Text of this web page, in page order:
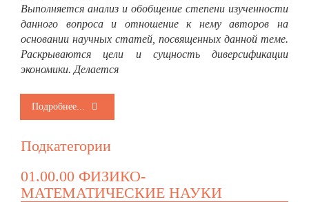
Выполняется анализ и обобщение степени изученности
данного вопроса и отношение к нему авторов на
основании научных статей, посвященных данной теме.
Раскрываются цели и сущность диверсификации
экономики. Делается
Подробнее...
Подкатегории
01.00.00 ФИЗИКО-
МАТЕМАТИЧЕСКИЕ НАУКИ